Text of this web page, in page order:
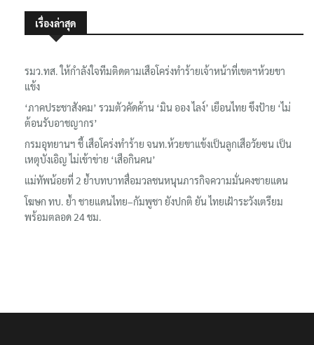
เรื่องล่าสุด
รมว.ทส. ให้กำลังใจทีมติดตามเสือโคร่งทำร้ายเจ้าหน้าที่เขตฯห้วยขา
แข้ง
‘ภาคประชาสังคม’ รวมตัวคัดค้าน ‘มิน ออง ไลง์’ เยือนไทย ขึงป้าย ‘ไม่
ต้อนรับอาชญากร’
กรมอุทยานฯ ชี้ เสือโคร่งทำร้าย จนท.ห้วยขาแข้งเป็นลูกเสือวัยซน เป็น
เหตุบังเอิญ ไม่เข้าข่าย ‘เสือกินคน’
แม่ทัพน้อยที่ 2 ย้ำบทบาทสื่อมวลชนหนุนภารกิจความมั่นคงชายแดน
โฆษก ทบ. ย้ำ ชายแดนไทย–กัมพูชา ยังปกติ ยัน ไทยเฝ้าระวังเตรียม
พร้อมตลอด 24 ชม.